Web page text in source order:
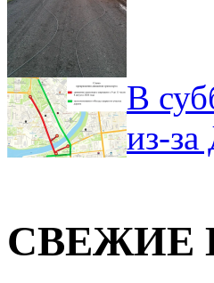
В
из-за
СВЕЖИЕ